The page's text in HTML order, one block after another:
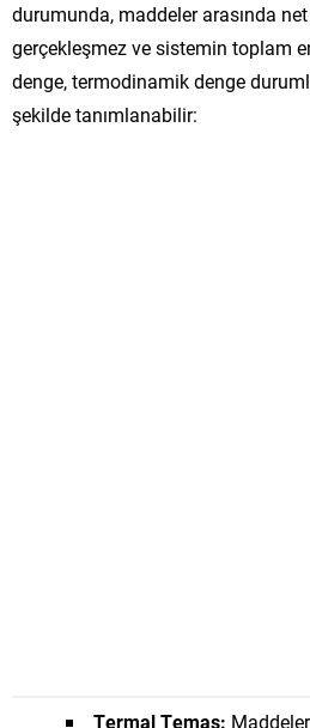
durumunda, maddeler arasında net
gerçekleşmez ve sistemin toplam
denge, termodinamik denge
şekilde tanımlanabilir:
Termal Temas: